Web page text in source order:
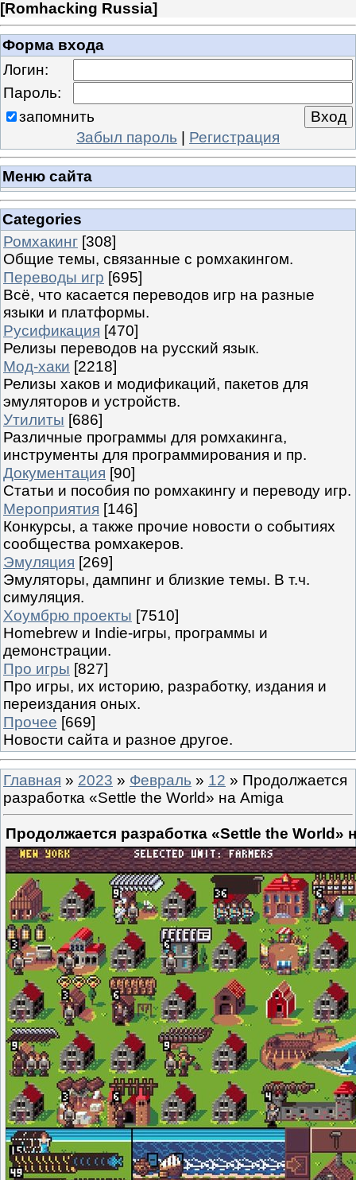
[Romhacking Russia]
Форма входа
Логин:
Пароль:
запомнить
Забыл пароль | Регистрация
Меню сайта
Categories
Ромхакинг [308]
Общие темы, связанные с ромхакингом.
Переводы игр [695]
Всё, что касается переводов игр на разные
языки и платформы.
Русификация [470]
Релизы переводов на русский язык.
Мод-хаки [2218]
Релизы хаков и модификаций, пакетов для
эмуляторов и устройств.
Утилиты [686]
Различные программы для ромхакинга,
инструменты для программирования и пр.
Документация [90]
Статьи и пособия по ромхакингу и переводу игр.
Мероприятия [146]
Конкурсы, а также прочие новости о событиях
сообщества ромхакеров.
Эмуляция [269]
Эмуляторы, дампинг и близкие темы. В т.ч.
симуляция.
Хоумбрю проекты [7510]
Homebrew и Indie-игры, программы и
демонстрации.
Про игры [827]
Про игры, их историю, разработку, издания и
переиздания оных.
Прочее [669]
Новости сайта и разное другое.
Главная » 2023 » Февраль » 12 » Продолжается
разработка «Settle the World» на Amiga
Продолжается разработка «Settle the World»